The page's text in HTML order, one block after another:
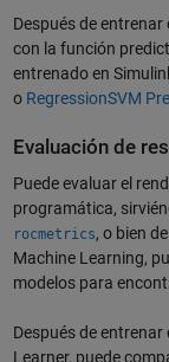
Después de
con la función
entrenado en
o RegressionSVM
Evaluación de
Puede evaluar el
programática,
rocmetrics, o bien
Machine Learning,
modelos para
Después de
Learner, puede